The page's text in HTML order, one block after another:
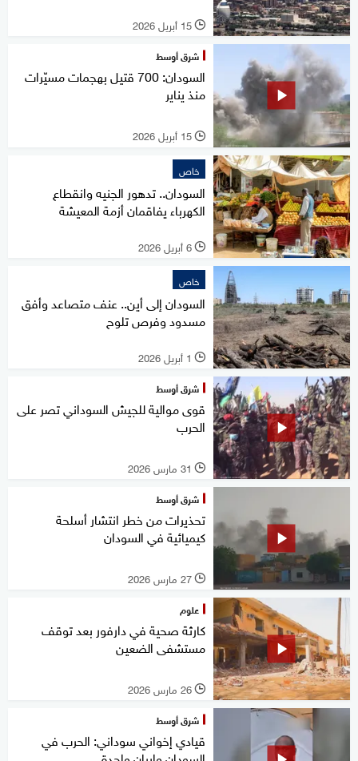
l 15 أبريل 2026
شرق أوسط
السودان: 700 قتيل بهجمات مسيّرات
منذ يناير
l 15 أبريل 2026
خاص
السودان.. تدهور الجنيه وانقطاع
الكهرباء يفاقمان أزمة المعيشة
l 6 أبريل 2026
خاص
السودان إلى أين.. عنف متصاعد وأفق
مسدود وفرص تلوح
l 1 أبريل 2026
شرق أوسط
قوى موالية للجيش السوداني تصر على
الحرب
l 31 مارس 2026
شرق أوسط
تحذيرات من خطر انتشار أسلحة
كيميائية في السودان
l 27 مارس 2026
علوم
كارثة صحية في دارفور بعد توقف
مستشفى الضعين
l 26 مارس 2026
شرق أوسط
قيادي إخواني سوداني: الحرب في